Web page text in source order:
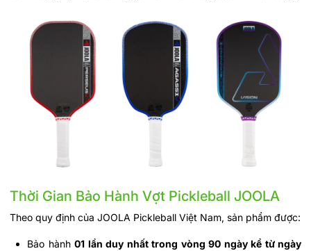
Thời Gian Bảo Hành Vợt Pickleball JOOLA
Theo quy định của JOOLA Pickleball Việt Nam, sản phẩm được:
Bảo hành 01 lần duy nhất trong vòng 90 ngày kể từ ngày